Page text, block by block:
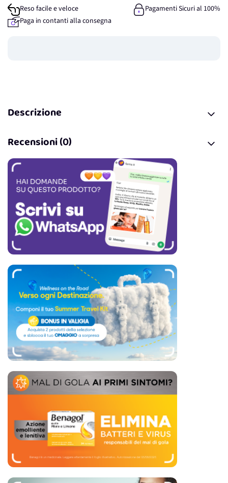
Reso facile e veloce
Pagamenti Sicuri al 100%
Paga in contanti alla consegna
Descrizione
Recensioni (0)